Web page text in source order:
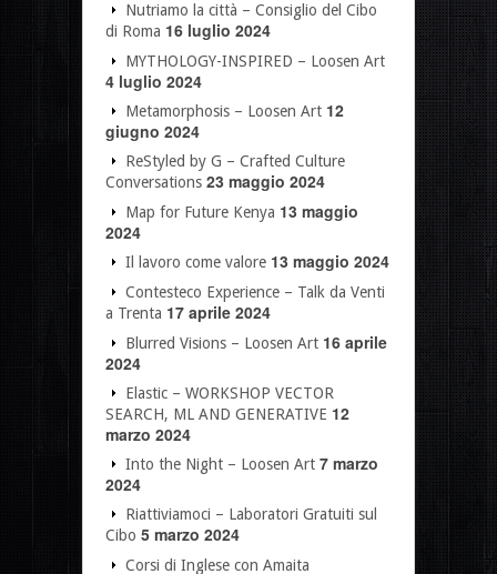
Nutriamo la città – Consiglio del Cibo
di Roma 16 luglio 2024
MYTHOLOGY-INSPIRED – Loosen Art
4 luglio 2024
Metamorphosis – Loosen Art 12
giugno 2024
ReStyled by G – Crafted Culture
Conversations 23 maggio 2024
Map for Future Kenya 13 maggio
2024
Il lavoro come valore 13 maggio 2024
Contesteco Experience – Talk da Venti
a Trenta 17 aprile 2024
Blurred Visions – Loosen Art 16 aprile
2024
Elastic – WORKSHOP VECTOR
SEARCH, ML AND GENERATIVE 12
marzo 2024
Into the Night – Loosen Art 7 marzo
2024
Riattiviamoci – Laboratori Gratuiti sul
Cibo 5 marzo 2024
Corsi di Inglese con Amaita